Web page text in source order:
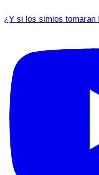
¿Y si los simios tomaran